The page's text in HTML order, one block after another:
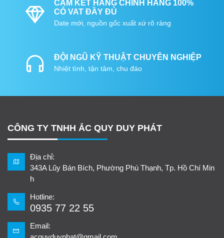
CAM KẾT HÀNG CHÍNH HÃNG 100%
CÓ VAT ĐẦY ĐỦ
Date mới, nguồn gốc xuất xứ rõ ràng
ĐỘI NGŨ KỸ THUẬT CHUYÊN NGHIỆP
Nhiệt tình, tận tâm, chu đáo
CÔNG TY TNHH ẮC QUY DUY PHÁT
Địa chỉ:
343A Lũy Bán Bích, Phường Phú Thạnh, Tp. Hồ Chí Min
h
Hotline:
0935 77 22 55
Email: